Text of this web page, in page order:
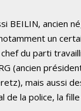
BEILIN, ancien
un
du parti
(ancien
mais aussi
de la police, la